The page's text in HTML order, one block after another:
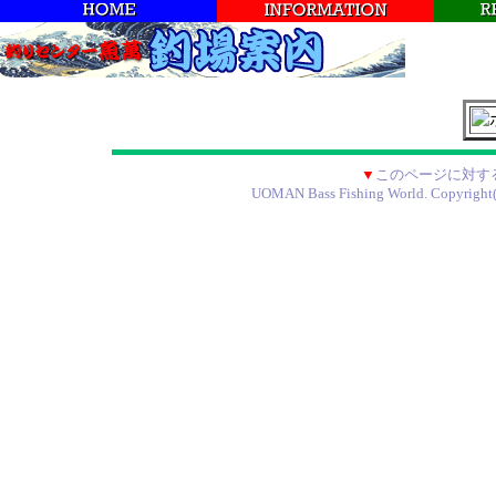
▼ このページに対
UOMAN Bass Fishing World.